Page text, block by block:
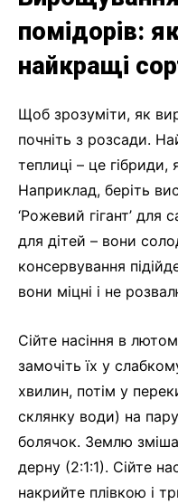
помідорів:
найкращі
Щоб зрозуміти, як
почніть з розсади.
теплиці – це гібриди,
Наприклад, беріть
‘Рожевий гігант’ для
для дітей – вони
консервування
вони міцні і не
Сійте насіння в
замочіть їх у
хвилин, потім у
склянку води) на
болячок. Землю
дерну (2:1:1). Сійте
накрийте плівкою і